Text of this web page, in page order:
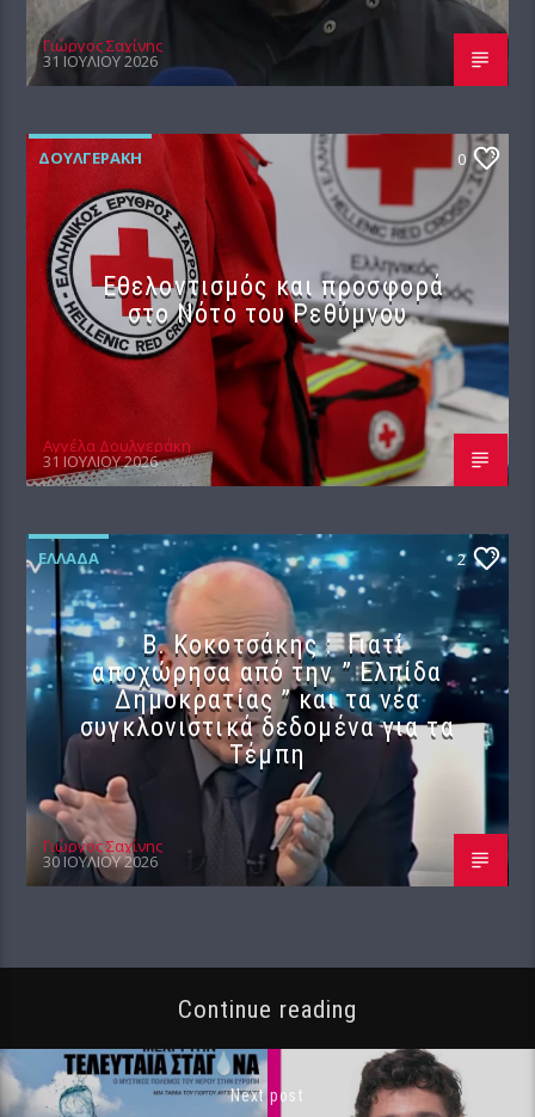
Γιώργος Σαχίνης
31 ΙΟΥΛΊΟΥ 2026
ΔΟΥΛΓΕΡΆΚΗ 0
Εθελοντισμός και προσφορά
στο Νότο του Ρεθύμνου
Αγγέλα Δουλγεράκη
31 ΙΟΥΛΊΟΥ 2026
ΕΛΛΆΔΑ 2
Β. Κοκοτσάκης : Γιατί
αποχώρησα από την ” Ελπίδα
Δημοκρατίας ” και τα νέα
συγκλονιστικά δεδομένα για τα
Τέμπη
Γιώργος Σαχίνης
30 ΙΟΥΛΊΟΥ 2026
Continue reading
Next post